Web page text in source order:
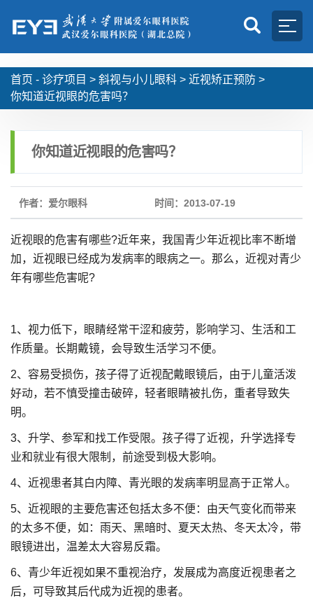
首页 - 诊疗项目 > 斜视与小儿眼科 > 近视矫正预防 >
你知道近视眼的危害吗？
你知道近视眼的危害吗？
作者：爱尔眼科 时间：2013-07-19
近视眼的危害有哪些?近年来，我国青少年近视比率不断增
加，近视眼已经成为发病率的眼病之一。那么，近视对青少
年有哪些危害呢?
1、视力低下，眼睛经常干涩和疲劳，影响学习、生活和工
作质量。长期戴镜，会导致生活学习不便。
2、容易受损伤，孩子得了近视配戴眼镜后，由于儿童活泼
好动，若不慎受撞击破碎，轻者眼睛被扎伤，重者导致失
明。
3、升学、参军和找工作受限。孩子得了近视，升学选择专
业和就业有很大限制，前途受到极大影响。
4、近视患者其白内障、青光眼的发病率明显高于正常人。
5、近视眼的主要危害还包括太多不便：由天气变化而带来
的太多不便，如：雨天、黑暗时、夏天太热、冬天太冷，带
眼镜进出，温差太大容易反霜。
6、青少年近视如果不重视治疗，发展成为高度近视患者之
后，可导致其后代成为近视的患者。